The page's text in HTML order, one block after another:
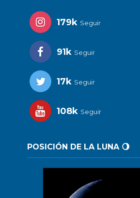
179k Seguir
91k Seguir
17k Seguir
108k Seguir
POSICIÓN DE LA LUNA 🌖